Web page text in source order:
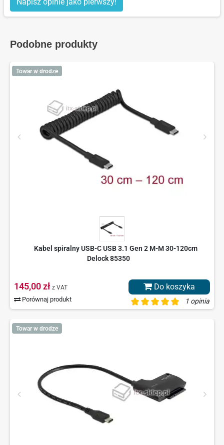
Napisz opinie jako pierwszy!
Podobne produkty
Towar w drodze
1 opinia
Kabel spiralny USB-C USB 3.1 Gen 2 M-M 30-120cm
Delock 85350
145,00 zł z VAT
Porównaj produkt
Do koszyka
Towar w drodze